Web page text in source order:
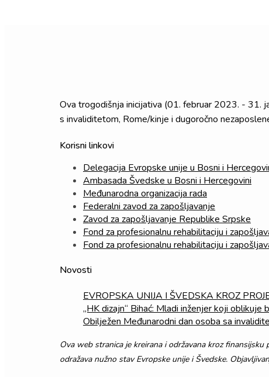
Ova trogodišnja inicijativa (01. februar 2023. - 31.
s invaliditetom, Rome/kinje i dugoročno
Korisni linkovi
Delegacija Evropske unije u Bosni i
Ambasada Švedske u Bosni i Hercegovini
Međunarodna organizacija rada
Federalni zavod za zapošljavanje
Zavod za zapošljavanje Republike Srpske
Fond za profesionalnu rehabilitaciju i
Fond za profesionalnu rehabilitaciju i
Novosti
EVROPSKA UNIJA I ŠVEDSKA KROZ
„HK dizajn“ Bihać: Mladi inženjer koji oblikuje
Obilježen Međunarodni dan osoba sa
Ova web stranica je kreirana i održavana kroz
odražava nužno stav Evropske unije i Švedske.